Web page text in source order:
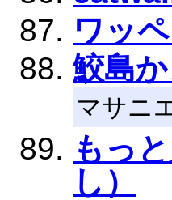
ワッ
鮫島
マサニ
もっ
し）